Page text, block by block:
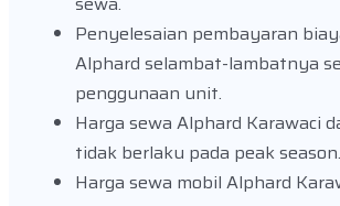
Penyelesaian pembayaran
Alphard selambat-lambatnya
penggunaan unit.
Harga sewa Alphard Karawaci
tidak berlaku pada peak season.
Harga sewa mobil Alphard